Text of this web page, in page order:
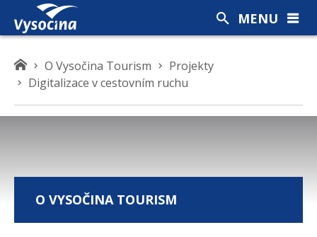
K
d
s
O Vysočina Tourism
Projekty
Digitalizace v cestovním ruchu
O VYSOČINA TOURISM
MENU